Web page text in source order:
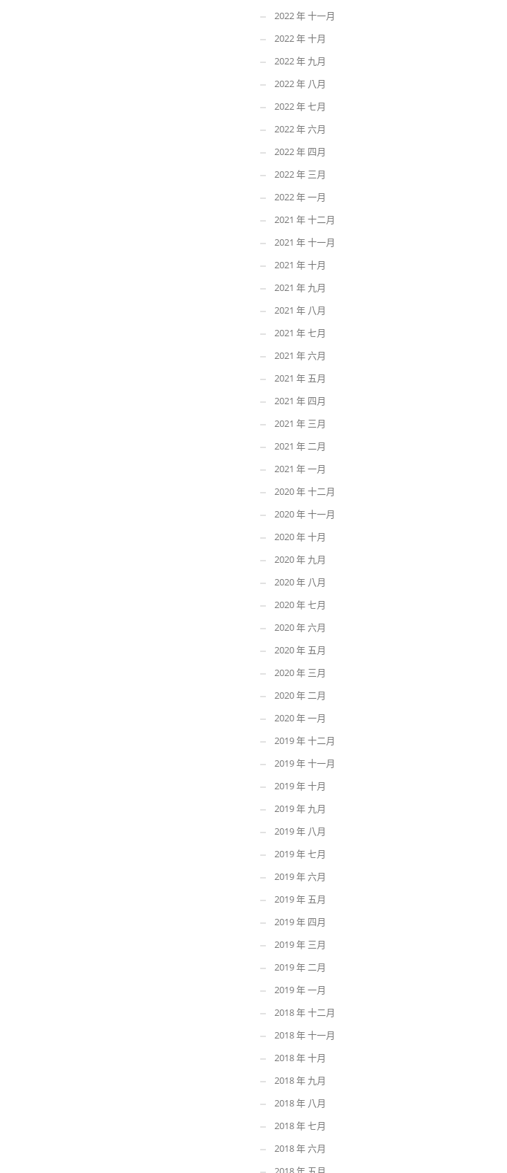
2022 年 十一月
2022 年 十月
2022 年 九月
2022 年 八月
2022 年 七月
2022 年 六月
2022 年 四月
2022 年 三月
2022 年 一月
2021 年 十二月
2021 年 十一月
2021 年 十月
2021 年 九月
2021 年 八月
2021 年 七月
2021 年 六月
2021 年 五月
2021 年 四月
2021 年 三月
2021 年 二月
2021 年 一月
2020 年 十二月
2020 年 十一月
2020 年 十月
2020 年 九月
2020 年 八月
2020 年 七月
2020 年 六月
2020 年 五月
2020 年 三月
2020 年 二月
2020 年 一月
2019 年 十二月
2019 年 十一月
2019 年 十月
2019 年 九月
2019 年 八月
2019 年 七月
2019 年 六月
2019 年 五月
2019 年 四月
2019 年 三月
2019 年 二月
2019 年 一月
2018 年 十二月
2018 年 十一月
2018 年 十月
2018 年 九月
2018 年 八月
2018 年 七月
2018 年 六月